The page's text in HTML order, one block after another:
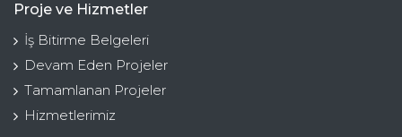
Proje ve Hizmetler
İş Bitirme Belgeleri
Devam Eden Projeler
Tamamlanan Projeler
Hizmetlerimiz